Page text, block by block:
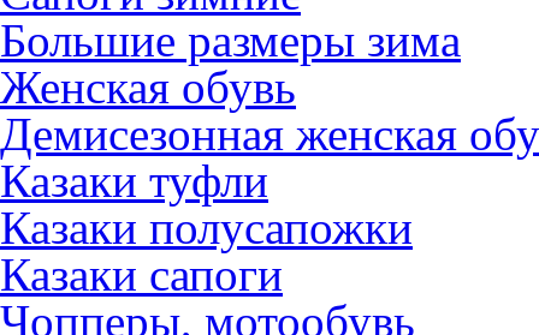
Большие размеры зима
Женская обувь
Демисезонная женская
Казаки туфли
Казаки полусапожки
Казаки сапоги
Чопперы, мотообувь